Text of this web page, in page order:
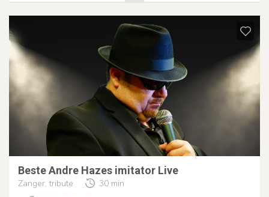
Beste Andre Hazes imitator Live
Zanger, tribute 30 min